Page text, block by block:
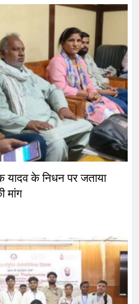
यादव के निधन पर जताया
मांग